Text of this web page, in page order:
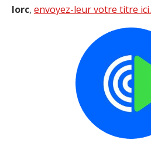
Iorc, envoyez-leur votre titre ici.